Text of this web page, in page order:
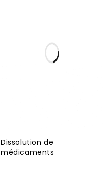
Dissolution de
médicaments